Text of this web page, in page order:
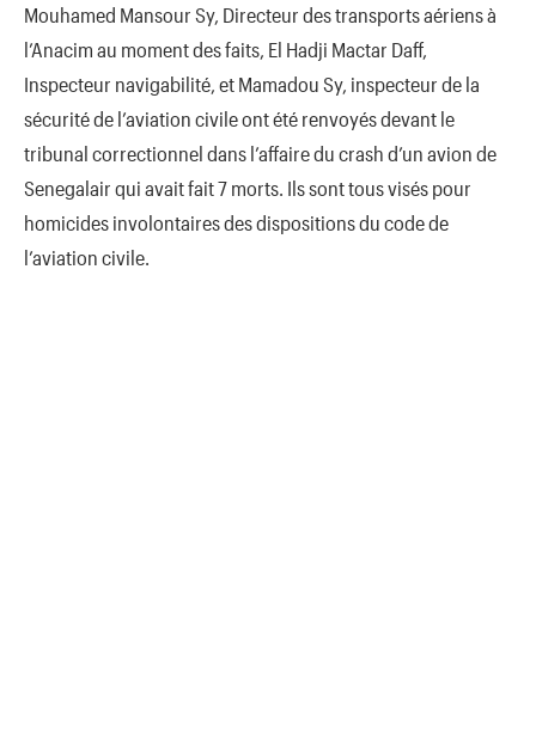
Mouhamed Mansour Sy, Directeur des transports aériens à
l’Anacim au moment des faits, El Hadji Mactar Daff,
Inspecteur navigabilité, et Mamadou Sy, inspecteur de la
sécurité de l’aviation civile ont été renvoyés devant le
tribunal correctionnel dans l’affaire du crash d’un avion de
Senegalair qui avait fait 7 morts. Ils sont tous visés pour
homicides involontaires des dispositions du code de
l’aviation civile.